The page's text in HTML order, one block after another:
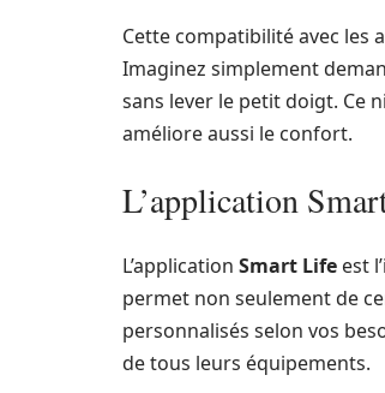
Cette compatibilité avec les
Imaginez simplement
sans lever le petit doigt. Ce
améliore aussi le confort.
L’application
L’application Smart Life est
permet non seulement de
personnalisés selon vos
de tous leurs équipements.